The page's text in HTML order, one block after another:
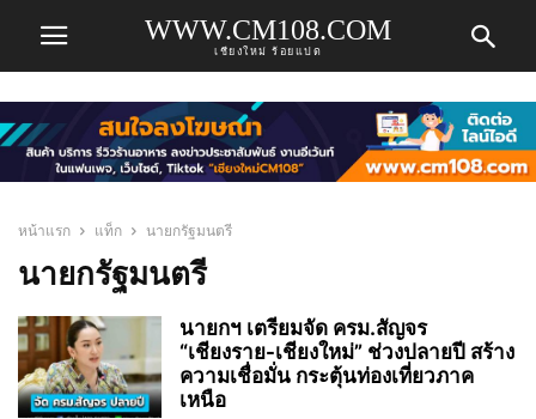
WWW.CM108.COM
เชียงใหม่ ร้อยแปด
หน้าแรก แท็ก นายกรัฐมนตรี
นายกรัฐมนตรี
นายกฯ เตรียมจัด ครม.สัญจร
“เชียงราย-เชียงใหม่” ช่วงปลายปี สร้าง
ความเชื่อมั่น กระตุ้นท่องเที่ยวภาค
เหนือ